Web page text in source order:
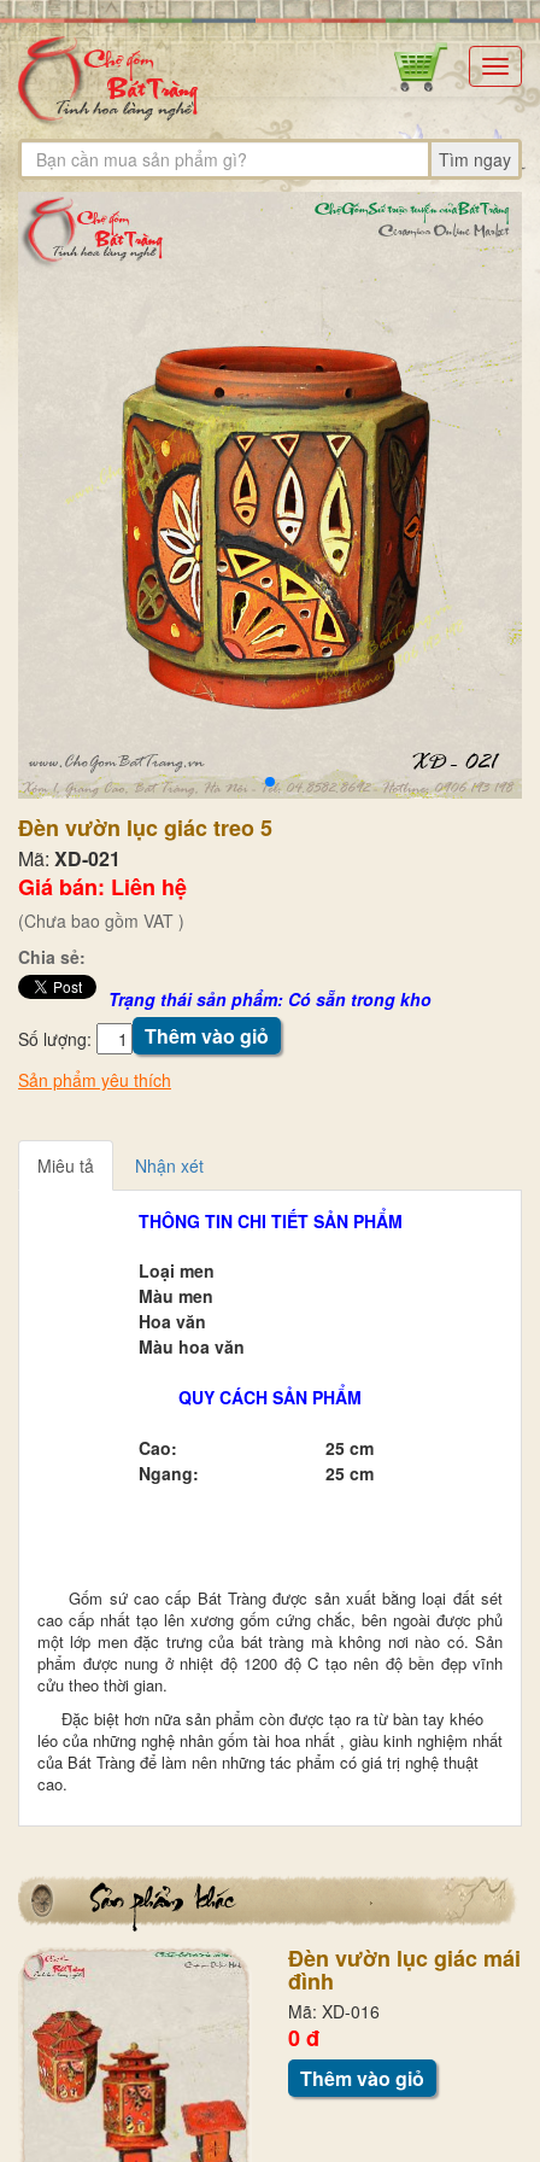
Tìm ngay
Đèn vườn lục giác treo 5
Mã: XD-021
Giá bán: Liên hệ
(Chưa bao gồm VAT )
Chia sẻ:
Trạng thái sản phẩm: Có sẵn trong kho
Số lượng:
Thêm vào giỏ
Sản phẩm yêu thích
Miêu tả Nhận xét
THÔNG TIN CHI TIẾT SẢN PHẨM
Loại men
Màu men
Hoa văn
Màu hoa văn
QUY CÁCH SẢN PHẨM
Cao:
25 cm
Ngang:
25 cm
Gốm sứ cao cấp Bát Tràng được sản xuất bằng loại đất sét
cao cấp nhất tạo lên xương gốm cứng chắc, bên ngoài được phủ
một lớp men đặc trưng của bát tràng mà không nơi nào có. Sản
phẩm được nung ở nhiệt độ 1200 độ C tạo nên độ bền đẹp vĩnh
cửu theo thời gian.
Đặc biệt hơn nữa sản phẩm còn được tạo ra từ bàn tay khéo
léo của những nghệ nhân gốm tài hoa nhất , giàu kinh nghiệm nhất
của Bát Tràng để làm nên những tác phẩm có giá trị nghệ thuật
cao.
Đèn vườn lục giác mái
đình
Mã: XD-016
0 đ
Thêm vào giỏ